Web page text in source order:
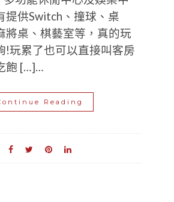
提供Switch、撞球、桌
將桌、棋藝室等，真的玩
!玩累了也可以直接叫客房
飽 […]…
Reading